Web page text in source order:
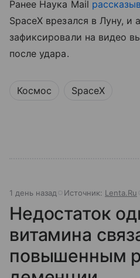
Ранее Наука Mail
SpaceX врезался в Луну, и
зафиксировали на видео
после удара.
Космос SpaceX
1 день назад Источник: Lenta.Ru
Недостаток
витамина
повышенным